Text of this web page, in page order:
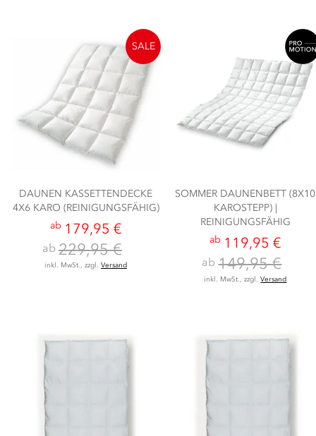
DAUNEN KASSETTENDECKE
4X6 KARO (REINIGUNGSFÄHIG)
ab 179,95 €
ab 229,95 €
inkl. MwSt., zzgl. Versand
SALE
SOMMER DAUNENBETT (8X10
KAROSTEPP) |
REINIGUNGSFÄHIG
ab 119,95 €
ab149,95 €
inkl. MwSt., zzgl.Versand